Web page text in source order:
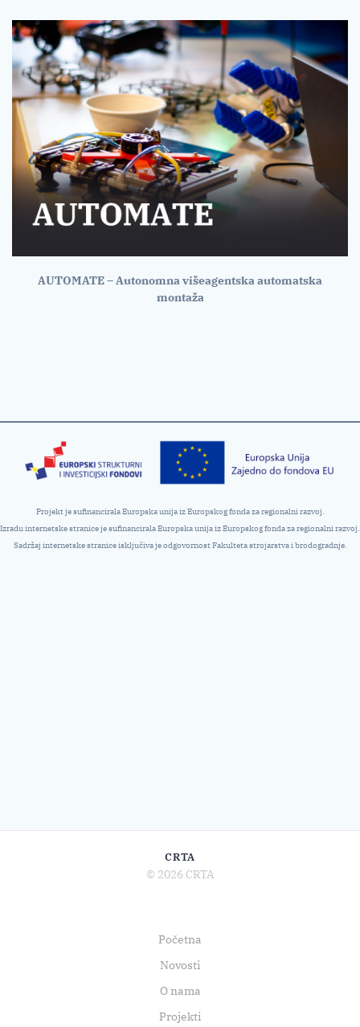
AUTOMATE – Autonomna višeagentska automatska
montaža
Projekt je sufinancirala Europska unija iz Europskog fonda za regionalni razvoj.
Izradu internetske stranice je sufinancirala Europska unija iz Europskog fonda za regionalni razvoj.
Sadržaj internetske stranice isključiva je odgovornost Fakulteta strojarstva i brodogradnje.
CRTA
© 2026 CRTA
Početna
Novosti
O nama
Projekti